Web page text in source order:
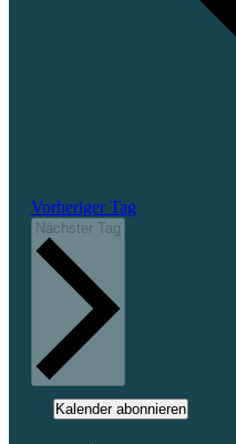
Vorheriger Tag
Nächster Tag
Kalender abonnieren